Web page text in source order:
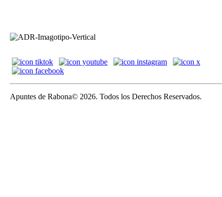
Apuntes de Rabona© 2026. Todos los Derechos Reservados.